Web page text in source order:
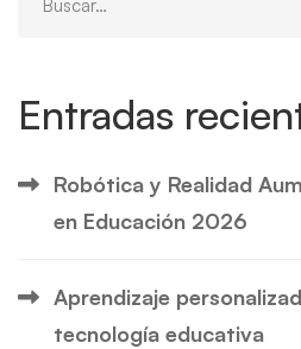
for:
Entradas
Robótica y Realidad
en Educación 2026
Aprendizaje
tecnología educativa